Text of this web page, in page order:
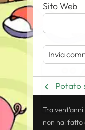
Sito Web
Potato
Tra vent'anni
non hai fatto